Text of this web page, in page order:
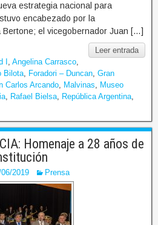
estrategia nacional para
encabezado por la
el vicegobernador Juan […]
Leer entrada
I Angelina Carrasco
Bilota Foradori – Duncan Gran
Carlos Arcando Malvinas
Museo
Rafael Bielsa República Argentina
Homenaje a 28 años de
2019 Prensa